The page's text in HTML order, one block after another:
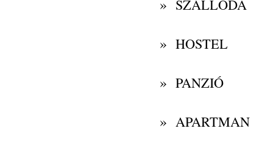
» SZÁLLODA
» HOSTEL
» PANZIÓ
» APARTMAN